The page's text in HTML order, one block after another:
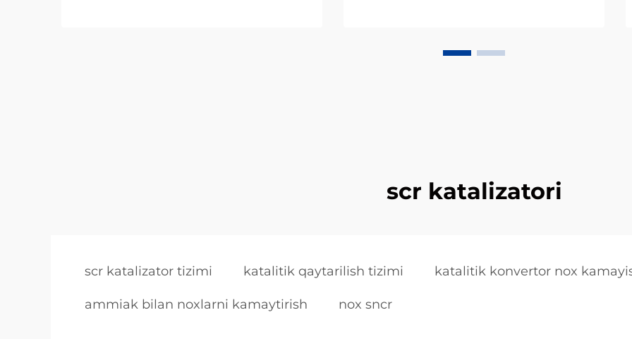
scr katalizatori
scr katalizator tizimi katalitik qaytarilish tizimi katalitik konvertor nox
ammiak bilan noxlarni kamaytirish nox sncr